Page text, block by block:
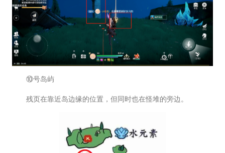
⑩号岛屿
残页在靠近岛边缘的位置，但同时也在怪堆的旁边。